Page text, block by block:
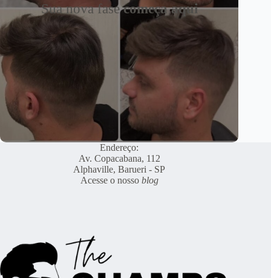
Sua nova fasecomeça aqui
Endereço:
Av. Copacabana, 112
Alphaville, Barueri - SP
Acesse o nosso blog